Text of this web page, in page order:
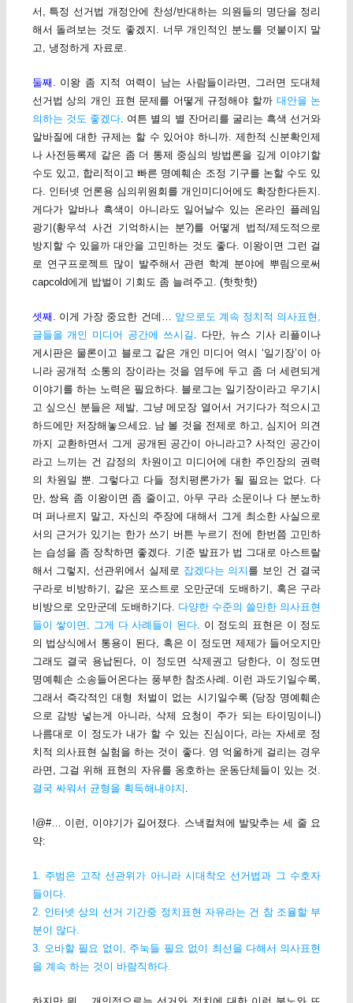
서, 특정 선거법 개정안에 찬성/반대하는 의원들의 명단을 정리
해서 돌려보는 것도 좋겠지. 너무 개인적인 분노를 덧붙이지 말
고, 냉정하게 자료로.
둘째
. 이왕 좀 지적 여력이 남는 사람들이라면, 그러면 도대체
선거법 상의 개인 표현 문제를 어떻게 규정해야 할까 대안을 논
의하는 것도 좋겠다 . 여튼 별의 별 잔머리를 굴리는 흑색 선거와
알바질에 대한 규제는 할 수 있어야 하니까. 제한적 신분확인제
나 사전등록제 같은 좀 더 통제 중심의 방법론을 깊게 이야기할
수도 있고, 합리적이고 빠른 명예훼손 조정 기구를 논할 수도 있
다. 인터넷 언론용 심의위원회를 개인미디어에도 확장한다든지.
게다가 알바나 흑색이 아니라도 일어날수 있는 온라인 플레임
광기(황우석 사건 기억하시는 분?)를 어떻게 법적/제도적으로
방지할 수 있을까 대안을 고민하는 것도 좋다. 이왕이면 그런 걸
로 연구프로젝트 많이 발주해서 관련 학계 분야에 뿌림으로써
capcold에게 밥벌이 기회도 좀 늘려주고. (핫핫핫)
셋째 . 이게 가장 중요한 건데… 앞으로도 계속 정치적 의사표현,
글들을 개인 미디어 공간에 쓰시길
. 다만, 뉴스 기사 리플이나
게시판은 물론이고 블로그 같은 개인 미디어 역시 ‘일기장’이 아
니라 공개적 소통의 장이라는 것을 염두에 두고 좀 더 세련되게
이야기를 하는 노력은 필요하다. 블로그는 일기장이라고 우기시
고 싶으신 분들은 제발, 그냥 메모장 열어서 거기다가 적으시고
하드에만 저장해놓으세요. 남 볼 것을 전제로 하고, 심지어 의견
까지 교환하면서 그게 공개된 공간이 아니라고? 사적인 공간이
라고 느끼는 건 감정의 차원이고 미디어에 대한 주인장의 권력
의 차원일 뿐. 그렇다고 다들 정치평론가가 될 필요는 없다. 다
만, 쌍욕 좀 이왕이면 좀 줄이고, 아무 구라 소문이나 다 분노하
며 퍼나르지 말고, 자신의 주장에 대해서 그게 최소한 사실으로
서의 근거가 있기는 한가 쓰기 버튼 누르기 전에 한번쯤 고민하
는 습성을 좀 장착하면 좋겠다. 기준 발표가 법 그대로 아스트랄
해서 그렇지, 선관위에서 실제로 잡겠다는 의지 를 보인 건 결국
구라로 비방하기, 같은 포스트로 오만군데 도배하기, 혹은 구라
비방으로 오만군데 도배하기다. 다양한 수준의 쓸만한 의사표현
들이 쌓이면, 그게 다 사례들이 된다 . 이 정도의 표현은 이 정도
의 법상식에서 통용이 된다, 혹은 이 정도면 제제가 들어오지만
그래도 결국 용납된다, 이 정도면 삭제권고 당한다, 이 정도면
명예훼손 소송들어온다는 풍부한 참조사례. 이런 과도기일수록,
그래서 즉각적인 대형 처벌이 없는 시기일수록 (당장 명예훼손
으로 감방 넣는게 아니라, 삭제 요청이 주가 되는 타이밍이니)
나름대로 이 정도가 내가 할 수 있는 진심이다, 라는 자세로 정
치적 의사표현 실험을 하는 것이 좋다. 영 억울하게 걸리는 경우
라면, 그걸 위해 표현의 자유를 옹호하는 운동단체들이 있는 것.
결국 싸워서 균형을 획득해내야지
!@#… 이런, 이야기가 길어졌다. 스낵컬쳐에 발맞추는 세 줄 요
약:
1. 주범은 고작 선관위가 아니라 시대착오 선거법과 그 수호자
들이다.
2. 인터넷 상의 선거 기간중 정치표현 자유라는 건 참 조율할 부
분이 많다.
3. 오바할 필요 없이, 주눅들 필요 없이 최선을 다해서 의사표현
을 계속 하는 것이 바람직하다.